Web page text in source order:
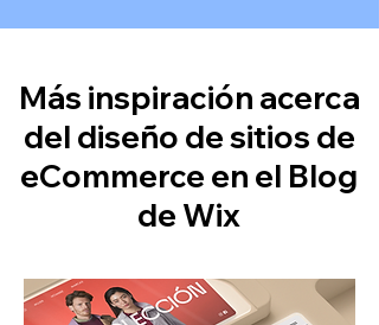
Más inspiración acerca
del diseño de sitios de
eCommerce en el Blog
de Wix